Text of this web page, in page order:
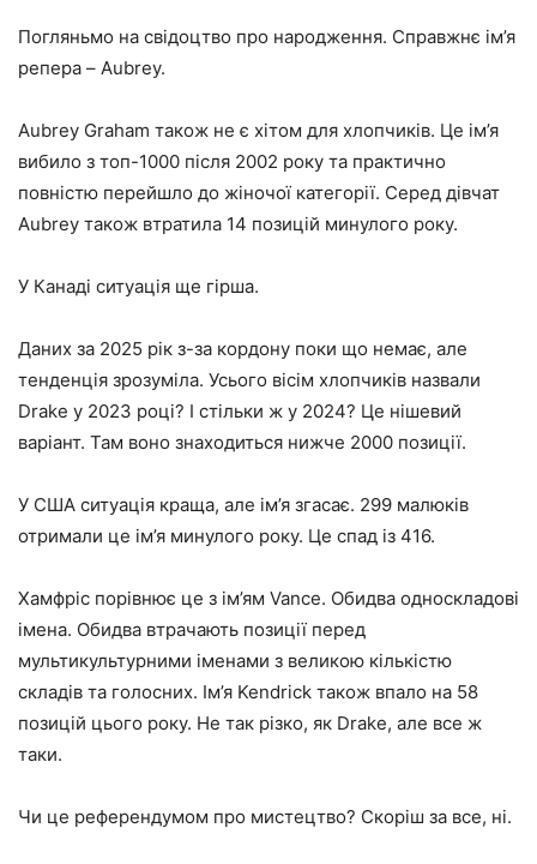
Погляньмо на свідоцтво про народження. Справжнє ім’я
репера – Aubrey.
Aubrey Graham також не є хітом для хлопчиків. Це ім’я
вибило з топ-1000 після 2002 року та практично
повністю перейшло до жіночої категорії. Серед дівчат
Aubrey також втратила 14 позицій минулого року.
У Канаді ситуація ще гірша.
Даних за 2025 рік з-за кордону поки що немає, але
тенденція зрозуміла. Усього вісім хлопчиків назвали
Drake у 2023 році? І стільки ж у 2024? Це нішевий
варіант. Там воно знаходиться нижче 2000 позиції.
У США ситуація краща, але ім’я згасає. 299 малюків
отримали це ім’я минулого року. Це спад із 416.
Хамфріс порівнює це з ім’ям Vance. Обидва односкладові
імена. Обидва втрачають позиції перед
мультикультурними іменами з великою кількістю
складів та голосних. Ім’я Kendrick також впало на 58
позицій цього року. Не так різко, як Drake, але все ж
таки.
Чи це референдумом про мистецтво? Скоріш за все, ні.